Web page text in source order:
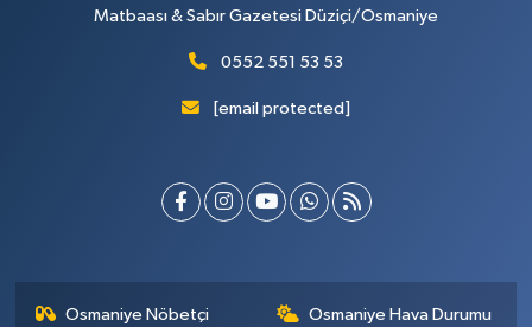
Matbaası & Sabır Gazetesi Düziçi/Osmaniye
0552 551 53 53
[email protected]
Osmaniye Nöbetçi Osmaniye Hava Durumu